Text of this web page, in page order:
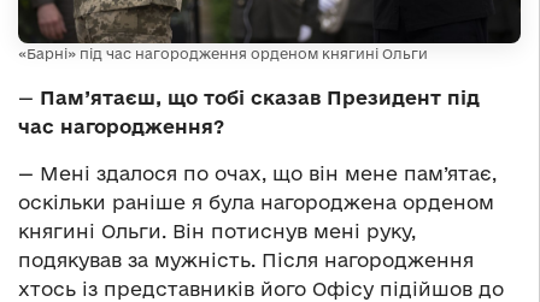
«Барні» під час нагородження орденом княгині Ольги
— Пам’ятаєш, що тобі сказав Президент під
час нагородження?
— Мені здалося по очах, що він мене пам’ятає,
оскільки раніше я була нагороджена орденом
княгині Ольги. Він потиснув мені руку,
подякував за мужність. Після нагородження
хтось із представників його Офісу підійшов до